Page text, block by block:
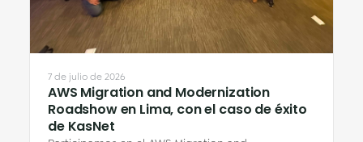
7 de julio de 2026
AWS Migration and Modernization
Roadshow en Lima, con el caso de éxito
de KasNet